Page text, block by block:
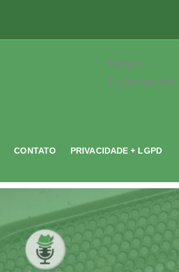
Tempo -
Tutiempo.net
CONTATO PRIVACIDADE + LGPD